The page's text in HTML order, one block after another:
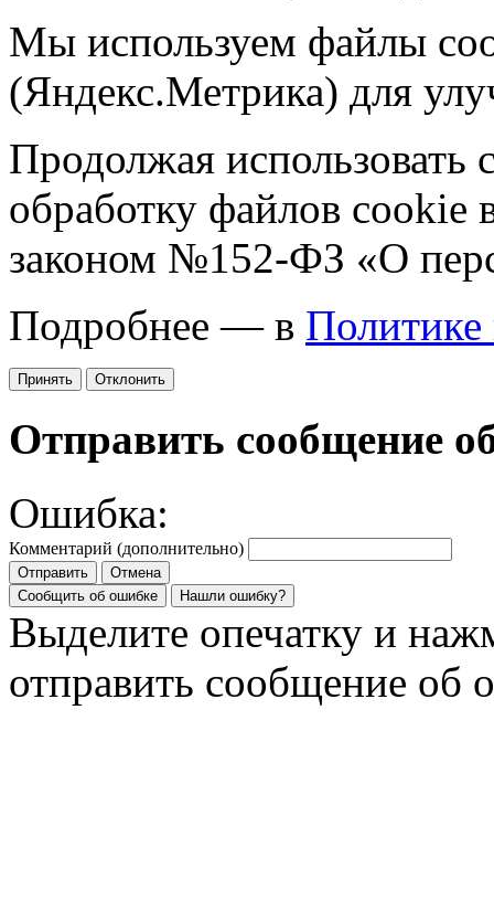
Мы используем файлы
(Яндекс.Метрика) для
Продолжая использовать
обработку файлов cookie
законом №152-ФЗ «О
Подробнее — в Политике
Принять Отклонить
Отправить сообщение
Ошибка:
Комментарий (дополнительно)
Отправить
Отмена
Сообщить об ошибке
Нашли ошибку?
Выделите опечатку и
отправить сообщение об